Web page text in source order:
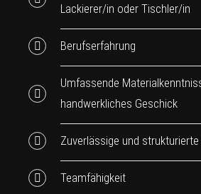
Lackierer/in oder Tischler/in
Berufserfahrung
Umfassende
handwerkliches Geschick
Zuverlässige und
Teamfähigkeit